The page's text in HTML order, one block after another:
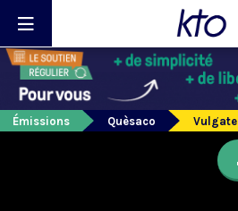
Émissions Quèsaco Vulgate